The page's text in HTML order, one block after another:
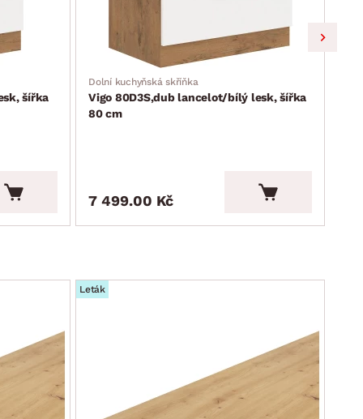
šířka
Dolní kuchyňská skříňka
Vigo 80D3S,dub lancelot/bílý lesk, šířka
80 cm
7 499.00 Kč
Leták